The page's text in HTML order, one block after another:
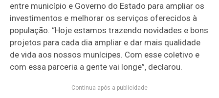
entre município e Governo do Estado para ampliar os
investimentos e melhorar os serviços oferecidos à
população. “Hoje estamos trazendo novidades e bons
projetos para cada dia ampliar e dar mais qualidade
de vida aos nossos munícipes. Com esse coletivo e
com essa parceria a gente vai longe”, declarou.
Continua após a publicidade